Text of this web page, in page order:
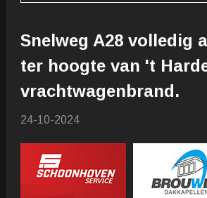
Snelweg A28 volledig
ter hoogte van 't
vrachtwagenbrand.
24-10-2024